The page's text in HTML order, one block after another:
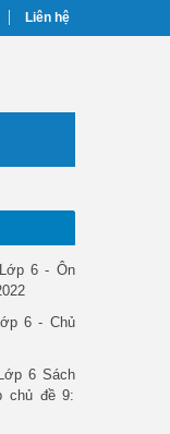
Liên hệ
6 - Ôn
6 - Chủ
6 Sách
chủ đề 9: